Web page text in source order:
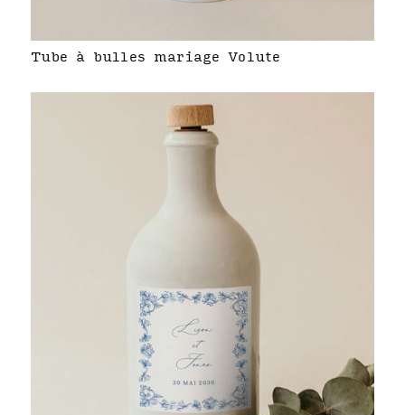
Tube à bulles mariage Volute